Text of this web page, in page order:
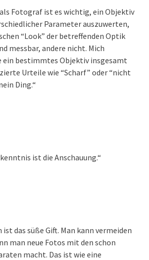
als Fotograf ist es wichtig, ein Objektiv
Parameter auszuwerten,
“Look” der betreffenden Optik
messbar, andere nicht. Mich
ein bestimmtes Objektiv insgesamt
Urteile wie “Scharf” oder “nicht
Ding.“
ist die Anschauung.“
ist das süße Gift. Man kann vermeiden
man neue Fotos mit den schon
macht. Das ist wie eine